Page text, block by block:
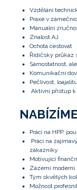
vzdělání
praxe v
manuální
znalost AJ
ochota cestovat
řidičský průkaz
samostatnost,
komunikační
pečlivost,
aktivní přístup k
NABÍZÍME
práci na HPP,
práci na zajímavých a různorodých projektech pro významné
zákazníky
motivující
zázemí
tým skvělých
možnost